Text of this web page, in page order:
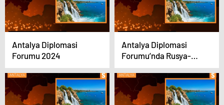
Antalya Diplomasi
Forumu 2024
Antalya Diplomasi
Forumu’nda Rusya-
Ukrayna Savaşı ve
Avrupa Güvenlik
Mimarisinin Geleceği
Tartışıldı